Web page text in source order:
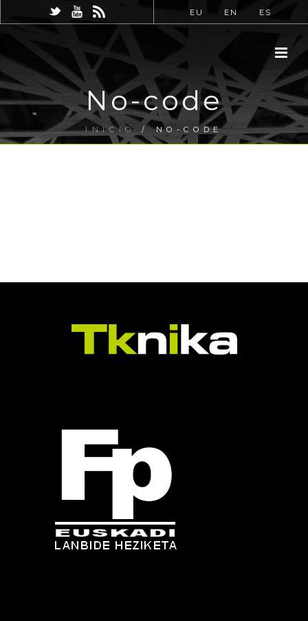
EU EN ES
No-code
INICIO /NO-CODE